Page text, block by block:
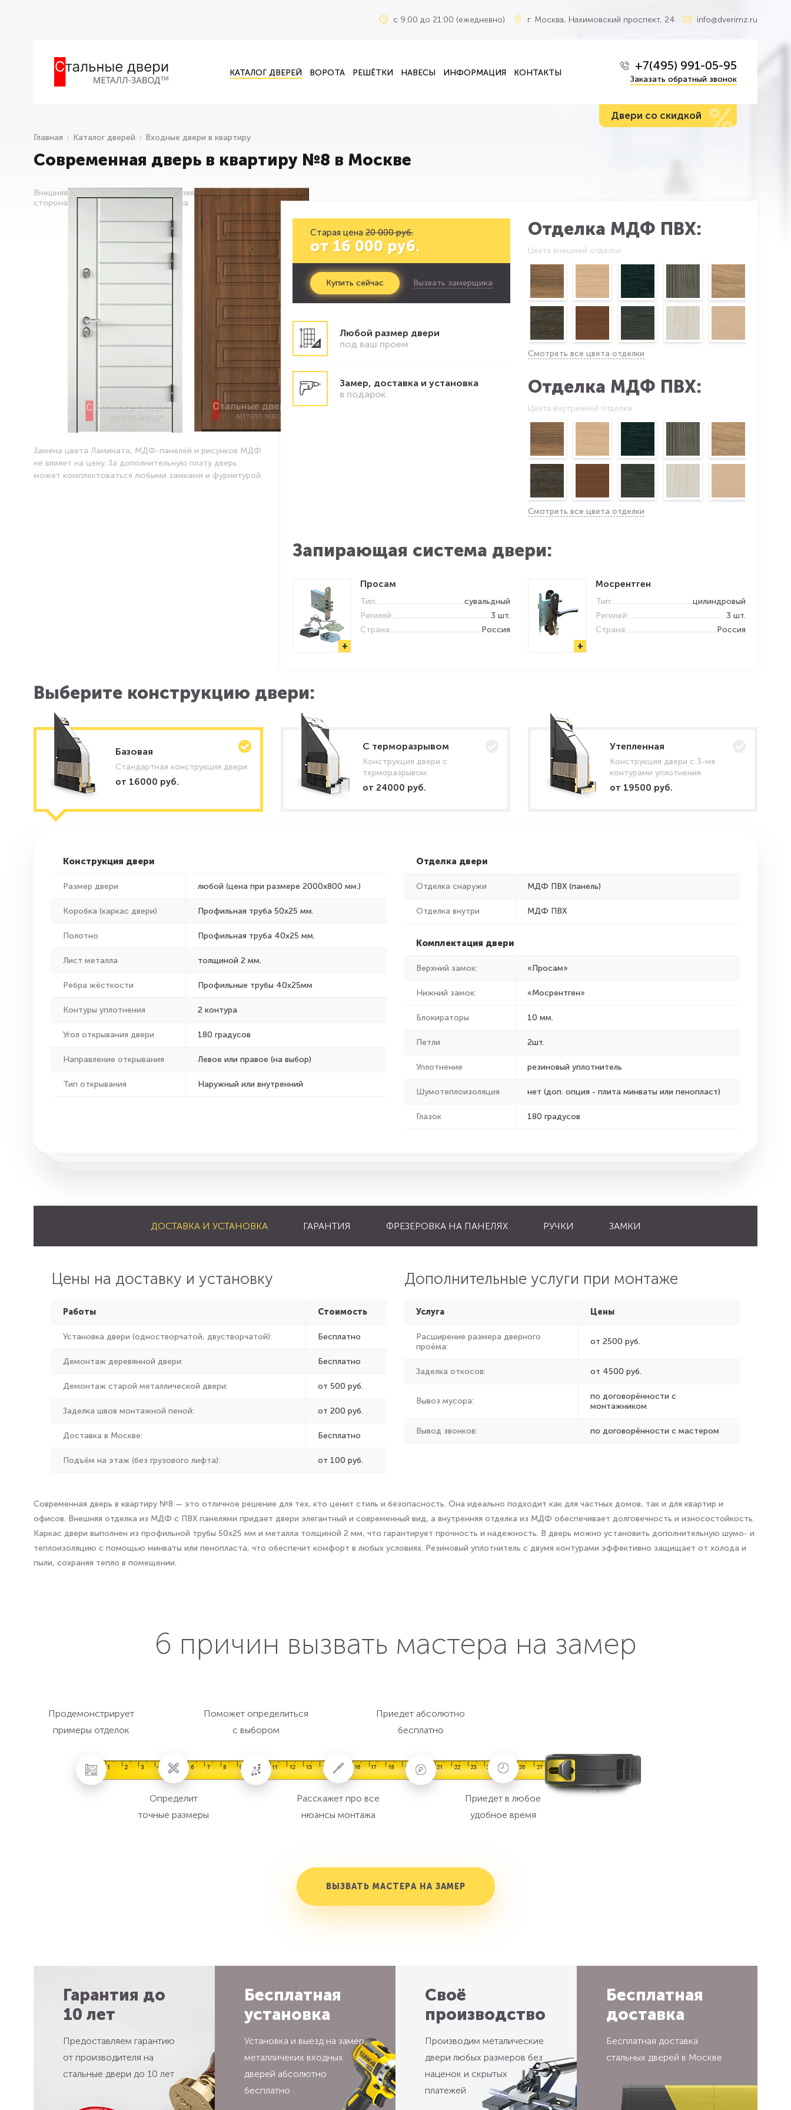
c 9:00 до 21:00 (ежедневно) г. Москва, Нахимовский проспект, 24 info@dverimz.ru
КАТАЛОГ ДВЕРЕЙ ВОРОТА РЕШЁТКИ НАВЕСЫ ИНФОРМАЦИЯ КОНТАКТЫ +7(495) 991-05-95
Заказать обратный звонок
Двери со скидкой %
Современная дверь в квартиру №8 в Москве
Главная Каталог дверей Входные двери в квартиру
Внешняя
сторона
Внутренняя
сторона
Замена цвета Ламината, МДФ-панелей и рисунков МДФ
не влияет на цену. За дополнительную плату дверь
может комплектоваться любыми замками и фурнитурой.
Старая цена 20 000 руб.
от 16 000 руб.
Купить сейчас Вызвать замерщика
Любой размер двери
под ваш проем
Замер, доставка и установка
в подарок
Отделка МДФ ПВХ:
Цвета внешней отделки
Смотреть все цвета отделки
Отделка МДФ ПВХ:
Цвета внутренней отделки
Смотреть все цвета отделки
Запирающая система двери:
+
Просам
Тип:
сувальдный
Регилей:
3 шт.
Страна:
Россия
+
Мосрентген
Тип:
цилиндровый
Регилей:
3 шт.
Страна:
Россия
Выберите конструкцию двери:
Базовая
Стандартная конструкция двери
от 16000 руб.
C терморазрывом
Конструкция двери с
терморазрывом
от 24000 руб.
Утепленная
Конструкция двери с 3-мя
контурами уплотнения
от 19500 руб.
Конструкция двери
Размер двери любой (цена при размере 2000x800 мм.)
Коробка (каркас двери) Профильная труба 50х25 мм.
Полотно Профильная труба 40х25 мм.
Лист металла толщиной 2 мм.
Ребра жёсткости Профильные трубы 40х25мм
Контуры уплотнения 2 контура
Угол открывания двери 180 градусов
Направление открывания Левое или правое (на выбор)
Тип открывания Наружный или внутренний
Отделка двери
Отделка снаружи МДФ ПВХ (панель)
Отделка внутри МДФ ПВХ
Комплектация двери
Верхний замок: «Просам»
Нижний замок: «Мосрентген»
Блокираторы 10 мм.
Петли 2шт.
Уплотнение резиновый уплотнитель
Шумотеплоизоляция нет (доп. опция - плита минваты или пенопласт)
Глазок 180 градусов
ДОСТАВКА И УСТАНОВКА ГАРАНТИЯ ФРЕЗЕРОВКА НА ПАНЕЛЯХ РУЧКИ ЗАМКИ
Цены на доставку и установку
Работы Стоимость
Установка двери (одностворчатой, двустворчатой): Бесплатно
Демонтаж деревянной двери: Бесплатно
Демонтаж старой металлической двери: от 500 руб.
Заделка швов монтажной пеной: от 200 руб.
Доставка в Москве: Бесплатно
Подъём на этаж (без грузового лифта): от 100 руб.
Дополнительные услуги при монтаже
Услуга Цены
Расширение размера дверного
проёма:
от 2500 руб.
Заделка откосов: от 4500 руб.
Вывоз мусора:
по договорённости с
монтажником
Вывод звонков: по договорённости с мастером
Современная дверь в квартиру №8 — это отличное решение для тех, кто ценит стиль и безопасность. Она идеально подходит как для частных домов, так и для квартир и
офисов. Внешняя отделка из МДФ с ПВХ панелями придает двери элегантный и современный вид, а внутренняя отделка из МДФ обеспечивает долговечность и износостойкость.
Каркас двери выполнен из профильной трубы 50х25 мм и металла толщиной 2 мм, что гарантирует прочность и надежность. В дверь можно установить дополнительную шумо- и
теплоизоляцию с помощью минваты или пенопласта, что обеспечит комфорт в любых условиях. Резиновый уплотнитель с двумя контурами эффективно защищает от холода и
пыли, сохраняя тепло в помещении.
6 причин вызвать мастера на замер
Продемонстрирует
примеры отделок
Определит
точные размеры
Поможет определиться
с выбором
Расскажет про все
нюансы монтажа
Приедет абсолютно
бесплатно
Приедет в любое
удобное время
ВЫЗВАТЬ МАСТЕРА НА ЗАМЕР
Гарантия до
10 лет
Предоставляем гарантию
от производителя на
стальные двери до 10 лет
Бесплатная
установка
Установка и выезд на замер
металличеких входных
дверей абсолютно
бесплатно
Своё
производство
Производим металические
двери любых размеров без
наценок и скрытых
платежей
Бесплатная
доставка
Бесплатная доставка
стальных дверей в Москве